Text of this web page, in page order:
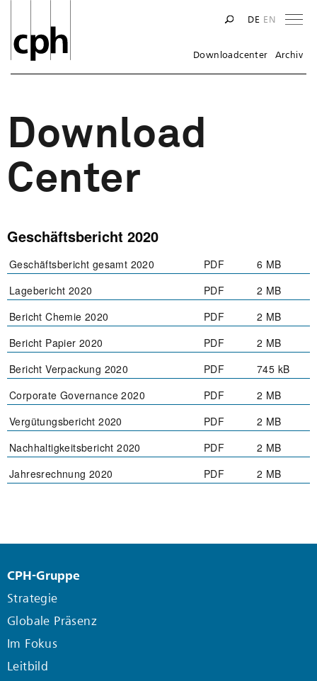
DE EN
Downloadcenter Archiv
Download
Center
Geschäftsbericht 2020
Geschäftsbericht gesamt 2020 PDF
6 MB
Lagebericht 2020
PDF
2 MB
Bericht Chemie 2020
PDF
2 MB
Bericht Papier 2020
PDF
2 MB
Bericht Verpackung 2020
PDF
745 kB
Corporate Governance 2020
PDF
2 MB
Vergütungsbericht 2020
PDF
2 MB
Nachhaltigkeitsbericht 2020
PDF
2 MB
Jahresrechnung 2020
PDF 2 MB
CPH-Gruppe
Strategie
Globale Präsenz
Im Fokus
Leitbild